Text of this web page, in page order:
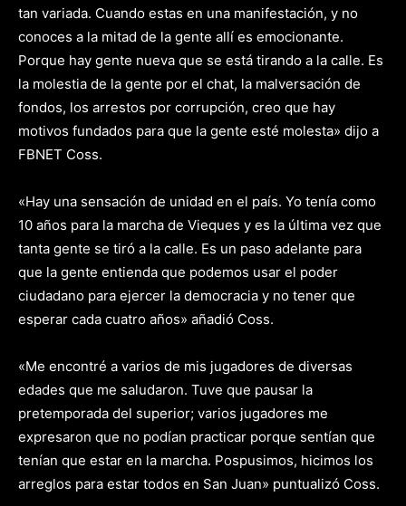
tan variada. Cuando estas en una manifestación, y no
conoces a la mitad de la gente allí es emocionante.
Porque hay gente nueva que se está tirando a la calle. Es
la molestia de la gente por el chat, la malversación de
fondos, los arrestos por corrupción, creo que hay
motivos fundados para que la gente esté molesta» dijo a
FBNET Coss.
«Hay una sensación de unidad en el país. Yo tenía como
10 años para la marcha de Vieques y es la última vez que
tanta gente se tiró a la calle. Es un paso adelante para
que la gente entienda que podemos usar el poder
ciudadano para ejercer la democracia y no tener que
esperar cada cuatro años» añadió Coss.
«Me encontré a varios de mis jugadores de diversas
edades que me saludaron. Tuve que pausar la
pretemporada del superior; varios jugadores me
expresaron que no podían practicar porque sentían que
tenían que estar en la marcha. Pospusimos, hicimos los
arreglos para estar todos en San Juan» puntualizó Coss.